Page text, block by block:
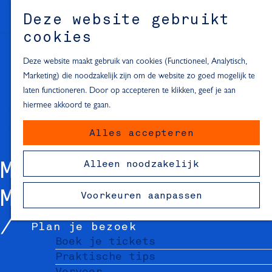
Deze website gebruikt
cookies
Deze website maakt gebruik van cookies (Functioneel, Analytisch,
Marketing) die noodzakelijk zijn om de website zo goed mogelijk te
laten functioneren. Door op accepteren te klikken, geef je aan
hiermee akkoord te gaan.
Alles accepteren
Alleen noodzakelijk
Voorkeuren aanpassen
M
e
n
u
Inspiratie voor een dagje Delft
Dagje naar het strand
Fietsen in de omgeving van Delft
Must-see attracties in de buurt
van Delft
Blijven slapen
24 uur in Delft
48 uur in Delft
72 uur in Delft
Overnachtingslocaties in Delft
Plan je bezoek
Boek je tickets
Praktische tips
MUSEUMHUIS VAN
MEERTEN